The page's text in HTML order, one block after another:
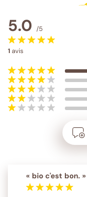
5.0 /5
1 avis
« bio c'est bon. »